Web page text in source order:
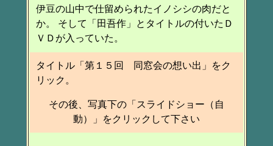
伊豆の山中で仕留められたイノシシの肉だと
か。 そして「田吾作」とタイトルの付いたＤ
ＶＤが入っていた。
タイトル「第１５回 同窓会の想い出」をク
リック。
その後、写真下の「スライドショー（自
動）」をクリックして下さい